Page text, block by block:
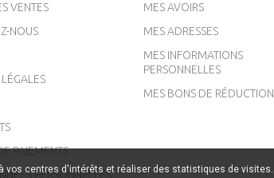
VENTES
NOUS
PAIEMENTS
PERSONNELLES
MES AVOIRS
MES ADRESSES
MES INFORMATIONS
PERSONNELLES
MES BONS DE RÉDUCTION
vos centres d'intérêts et réaliser des statistiques de visites.